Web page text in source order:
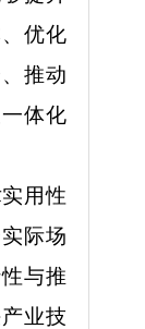
优化
推动
体化
用性
际场
与推
业技